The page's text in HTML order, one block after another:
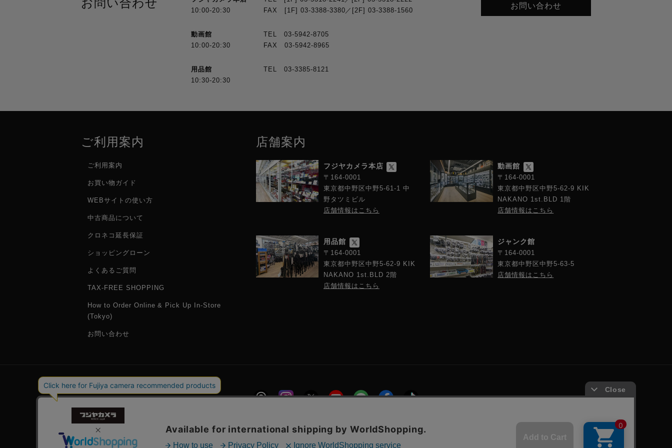
お問い合わせ
10:00-20:30
FAX [1F] 03-3388-3380／[2F] 03-3388-1560
動画館
10:00-20:30
TEL 03-5942-8705
FAX 03-5942-8965
用品館
10:30-20:30
TEL 03-3385-8121
お問い合わせ
ご利用案内
ご利用案内
お買い物ガイド
WEBサイトの使い方
中古商品について
クロネコ延長保証
ショッピングローン
よくあるご質問
TAX-FREE SHOPPING
How to Order Online & Pick Up In-Store
(Tokyo)
お問い合わせ
店舗案内
フジヤカメラ本店
〒164-0001
東京都中野区中野5-61-1 中
野タツミビル
店舗情報はこちら
動画館
〒164-0001
東京都中野区中野5-62-9 KIK
NAKANO 1st.BLD 1階
店舗情報はこちら
用品館
〒164-0001
東京都中野区中野5-62-9 KIK
NAKANO 1st.BLD 2階
店舗情報はこちら
ジャンク館
〒164-0001
東京都中野区中野5-63-5
店舗情報はこちら
会社概要 採用情報 プライバシーポリシー 特定商取引に関する法律に基づく表示 フジヤグループ